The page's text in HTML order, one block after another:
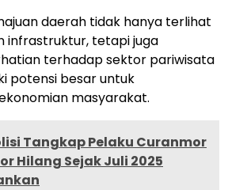
daerah tidak hanya terlihat
infrastruktur, tetapi juga
terhadap sektor pariwisata
potensi besar untuk
masyarakat.
Tangkap Pelaku Curanmor
Hilang Sejak Juli 2025